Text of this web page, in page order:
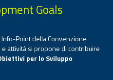
Goals
Info-Point della Convenzione
attività si propone di contribuire
per lo Sviluppo